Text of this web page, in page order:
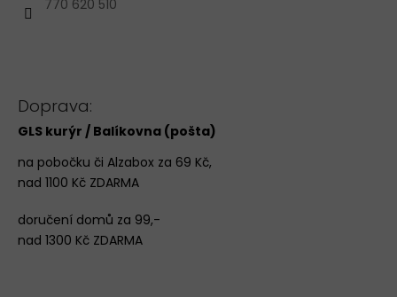
770 620 510
Doprava:
GLS kurýr / Balíkovna (pošta)
na pobočku či Alzabox za 69 Kč,
nad 1100 Kč ZDARMA
doručení domů za 99,-
nad 1300 Kč ZDARMA